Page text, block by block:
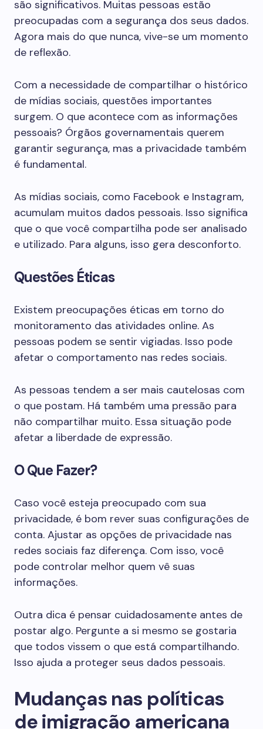
são significativos. Muitas pessoas estão
preocupadas com a segurança dos seus dados.
Agora mais do que nunca, vive-se um momento
de reflexão.
Com a necessidade de compartilhar o histórico
de mídias sociais, questões importantes
surgem. O que acontece com as informações
pessoais? Órgãos governamentais querem
garantir segurança, mas a privacidade também
é fundamental.
As mídias sociais, como Facebook e Instagram,
acumulam muitos dados pessoais. Isso significa
que o que você compartilha pode ser analisado
e utilizado. Para alguns, isso gera desconforto.
Questões Éticas
Existem preocupações éticas em torno do
monitoramento das atividades online. As
pessoas podem se sentir vigiadas. Isso pode
afetar o comportamento nas redes sociais.
As pessoas tendem a ser mais cautelosas com
o que postam. Há também uma pressão para
não compartilhar muito. Essa situação pode
afetar a liberdade de expressão.
O Que Fazer?
Caso você esteja preocupado com sua
privacidade, é bom rever suas configurações de
conta. Ajustar as opções de privacidade nas
redes sociais faz diferença. Com isso, você
pode controlar melhor quem vê suas
informações.
Outra dica é pensar cuidadosamente antes de
postar algo. Pergunte a si mesmo se gostaria
que todos vissem o que está compartilhando.
Isso ajuda a proteger seus dados pessoais.
Mudanças nas políticas
de imigração americana